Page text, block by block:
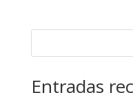
Entradas